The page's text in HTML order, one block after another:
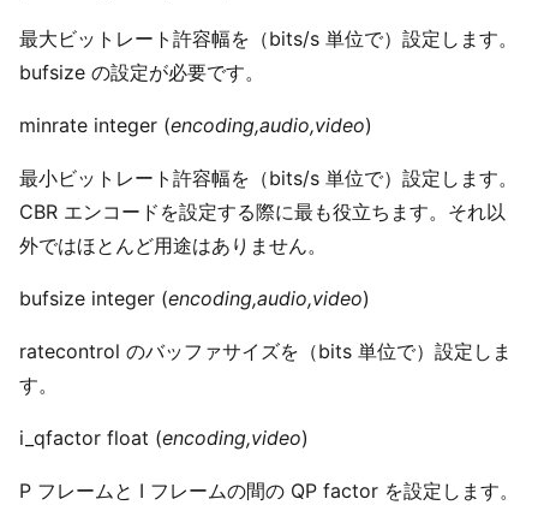
最大ビットレート許容幅を（bits/s 単位で）設定します。
bufsize の設定が必要です。
minrate integer (encoding,audio,video)
最小ビットレート許容幅を（bits/s 単位で）設定します。
CBR エンコードを設定する際に最も役立ちます。それ以
外ではほとんど用途はありません。
bufsize integer (encoding,audio,video)
ratecontrol のバッファサイズを（bits 単位で）設定しま
す。
i_qfactor float (encoding,video)
P フレームと I フレームの間の QP factor を設定します。